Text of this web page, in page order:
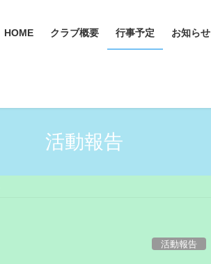
HOME クラブ概要 行事予定 お知らせ
活動報告
活動報告